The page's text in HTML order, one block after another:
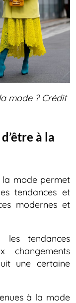
mode ? Crédit
à la
la mode permet
tendances et
modernes et
tendances
changements
une certaine
à la mode